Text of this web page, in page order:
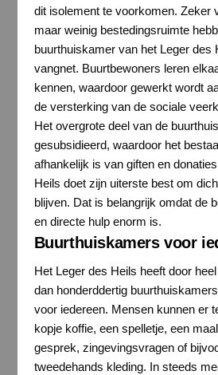
dit isolement te voorkomen. Zeker
maar weinig bestedingsruimte
buurthuiskamer van het Leger des
vangnet. Buurtbewoners leren
kennen, waardoor gewerkt wordt
de versterking van de sociale
Het overgrote deel van de
gesubsidieerd, waardoor het
afhankelijk is van giften en
Heils doet zijn uiterste best om
blijven. Dat is belangrijk omdat de
en directe hulp enorm is.
Buurthuiskamers voor
Het Leger des Heils heeft door
dan honderddertig
voor iedereen. Mensen kunnen er
kopje koffie, een spelletje, een
gesprek, zingevingsvragen of
tweedehands kleding. In steeds